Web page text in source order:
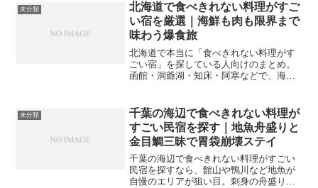
未分類
北海道で食べきれない料理がすご
い宿を厳選｜海鮮も肉も限界まで
味わう爆食旅
北海道で本当に「食べきれない料理がす
ごい宿」を探している人向けのまとめ。
函館・洞爺湖・知床・阿寒などで、海鮮
す。
未分類
千葉の海辺で食べきれない料理が
すごい民宿を探す｜地魚舟盛りと
金目鯛三昧で胃袋崩壊ステイ
千葉の海辺で食べきれない料理がすごい
民宿を探すなら、館山や鴨川など地魚が
自慢のエリアが狙い目。刺身の舟盛りや